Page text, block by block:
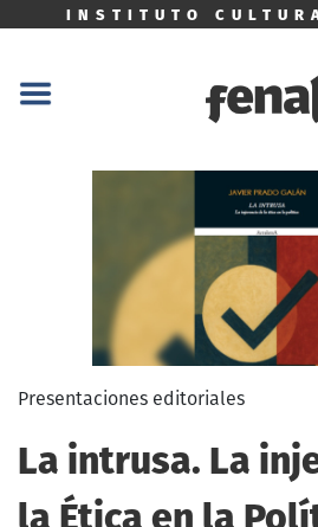
INSTITUTO
Presentaciones editoriales
La intrusa. La
la Ética en la